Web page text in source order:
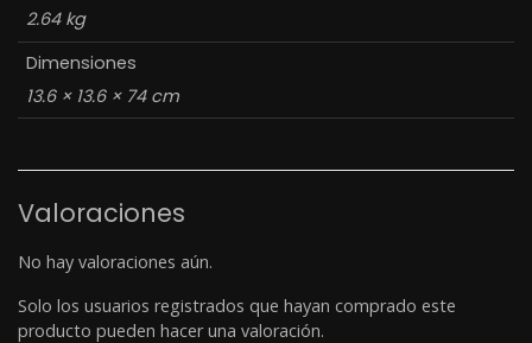
2.64 kg
Dimensiones
13.6 × 13.6 × 74 cm
Valoraciones
No hay valoraciones aún.
Solo los usuarios registrados que hayan comprado este
producto pueden hacer una valoración.